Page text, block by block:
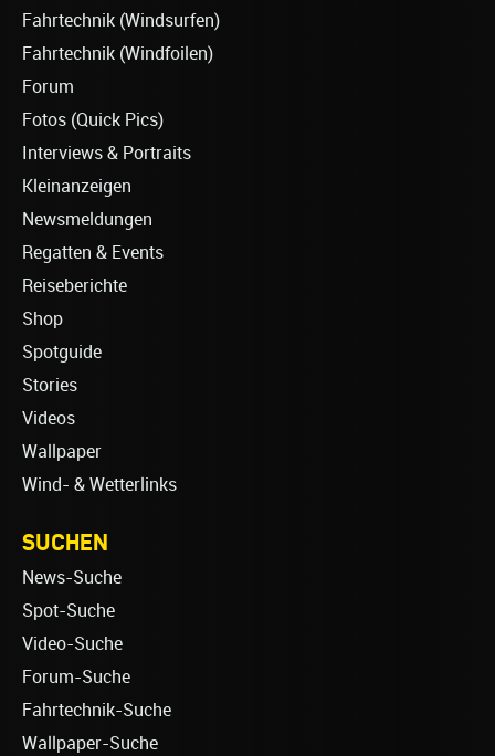
Fahrtechnik (Windsurfen)
Fahrtechnik (Windfoilen)
Forum
Fotos (Quick Pics)
Interviews & Portraits
Kleinanzeigen
Newsmeldungen
Regatten & Events
Reiseberichte
Shop
Spotguide
Stories
Videos
Wallpaper
Wind- & Wetterlinks
SUCHEN
News-Suche
Spot-Suche
Video-Suche
Forum-Suche
Fahrtechnik-Suche
Wallpaper-Suche